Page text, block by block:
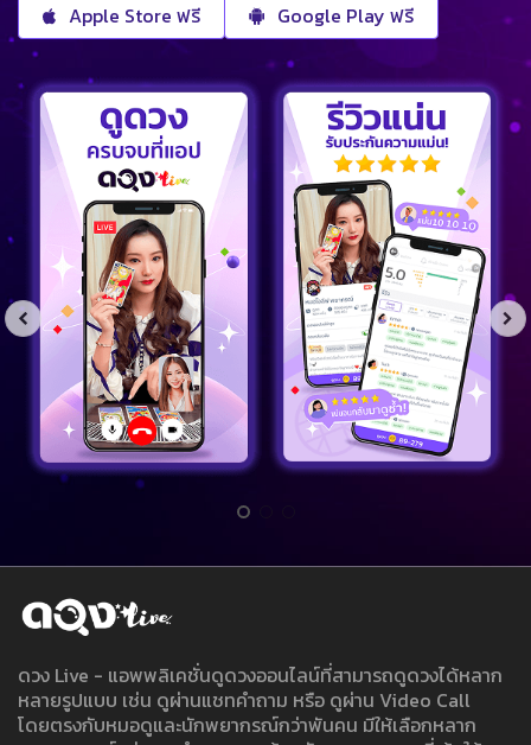
Apple Store ฟรี Google Play ฟรี
ดวง Live - แอพพลิเคชั่นดูดวงออนไลน์ที่สามารถดูดวงได้หลาก
หลายรูปแบบ เช่น ดูผ่านแชทคำถาม หรือ ดูผ่าน Video Call
โดยตรงกับหมอดูและนักพยากรณ์กว่าพันคน มีให้เลือกหลาก